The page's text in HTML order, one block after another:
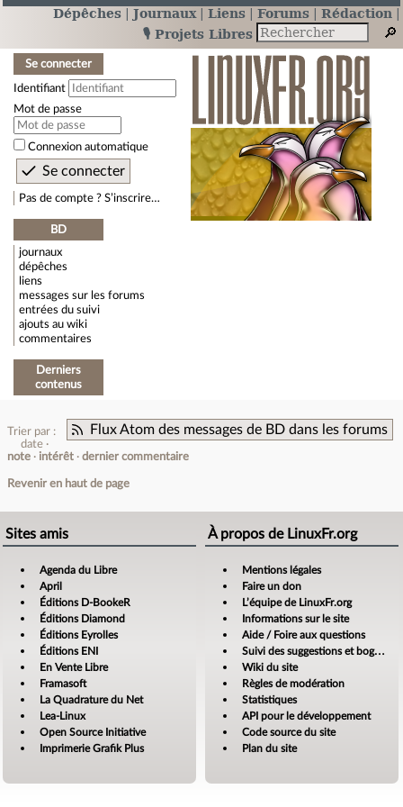
Dépêches Journaux Liens Forums
Rédaction
🎙️ Projets Libres
Se connecter
Identifiant
Mot de passe
Connexion automatique
Pas de compte ? S’inscrire…
BD
journaux
dépêches
liens
messages sur les forums
entrées du suivi
ajouts au wiki
commentaires
Derniers
contenus
Flux Atom des messages de BD dans les forums
Trier par :
date
note
intérêt dernier commentaire
Revenir en haut de page
Sites amis
Agenda du Libre
April
Éditions D-BookeR
Éditions Diamond
Éditions Eyrolles
Éditions ENI
En Vente Libre
Framasoft
La Quadrature du Net
Lea-Linux
Open Source Initiative
Imprimerie Grafik Plus
À propos de LinuxFr.org
Mentions légales
Faire un don
L’équipe de LinuxFr.org
Informations sur le site
Aide / Foire aux questions
Suivi des suggestions et bogues
Wiki du site
Règles de modération
Statistiques
API pour le développement
Code source du site
Plan du site